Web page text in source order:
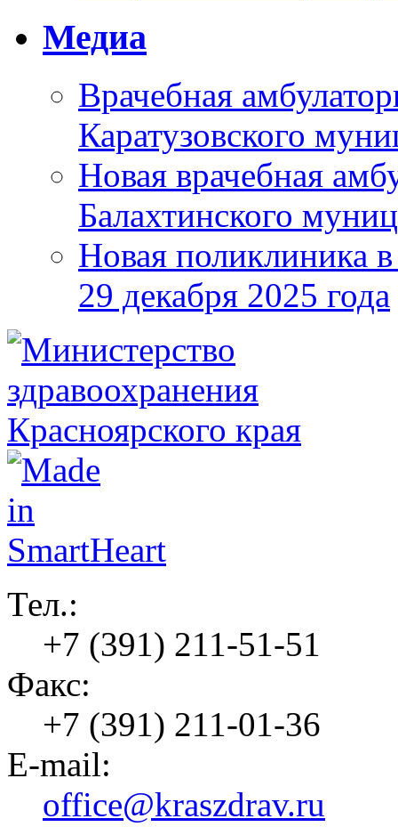
Медиа
Врачебная
Каратузовского
Новая врачебная
Балахтинского
Новая поликлиника
29 декабря 2025 года
Тел.:
+7 (391) 211-51-51
Факс:
+7 (391) 211-01-36
E-mail:
office@kraszdrav.ru